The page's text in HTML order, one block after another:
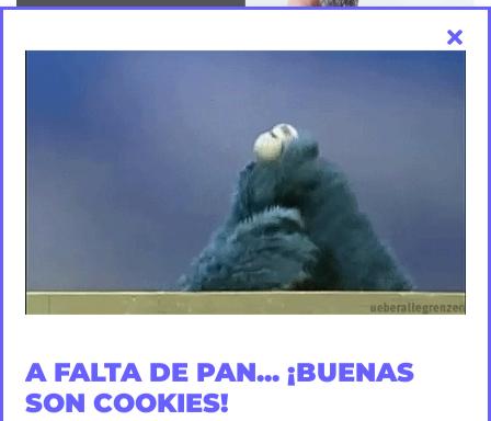
A FALTA DE PAN... ¡BUENAS
SON COOKIES!